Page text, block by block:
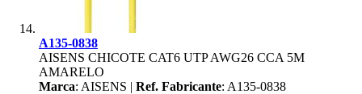
A135-0838
AISENS CHICOTE CAT6 UTP AWG26 CCA 5M
AMARELO
Marca: AISENS | Ref. Fabricante: A135-0838